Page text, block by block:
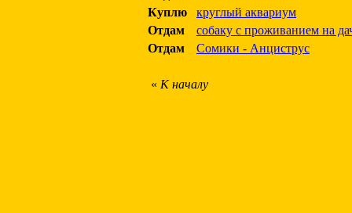
Куплю
круглый аквариум
Отдам
собаку с проживанием на
Отдам
Сомики - Анциструс
« К началу